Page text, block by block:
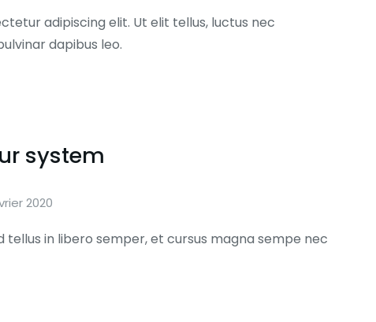
adipiscing elit. Ut elit tellus, luctus nec
dapibus leo.
system
2020
tellus in libero semper, et cursus magna sempe nec